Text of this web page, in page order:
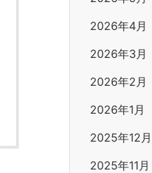
2026年4月
2026年3月
2026年2月
2026年1月
2025年12月
2025年11月